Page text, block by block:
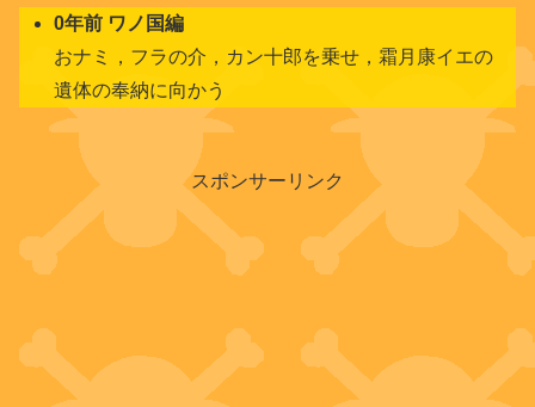
0年前 ワノ国編
おナミ，フラの介，カン十郎を乗せ，霜月康イエの
遺体の奉納に向かう
スポンサーリンク